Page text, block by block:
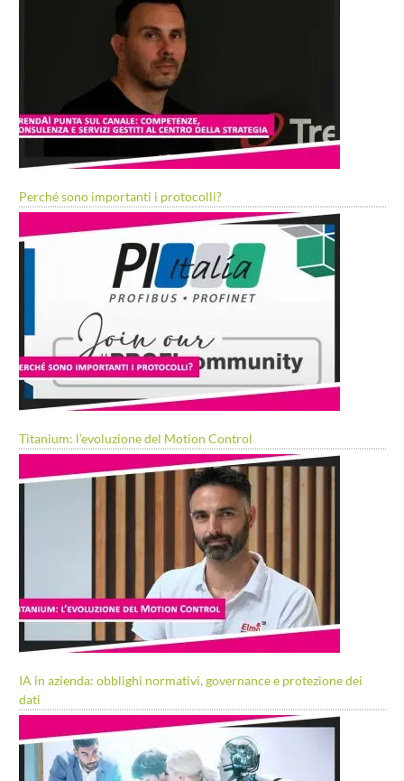
Perché sono importanti i protocolli?
Titanium: l’evoluzione del Motion Control
IA in azienda: obblighi normativi, governance e protezione dei
dati